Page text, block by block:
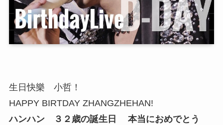
生日快樂 小哲！
HAPPY BIRTDAY ZHANGZHEHAN!
ハンハン ３２歳の誕生日 本当におめでとう